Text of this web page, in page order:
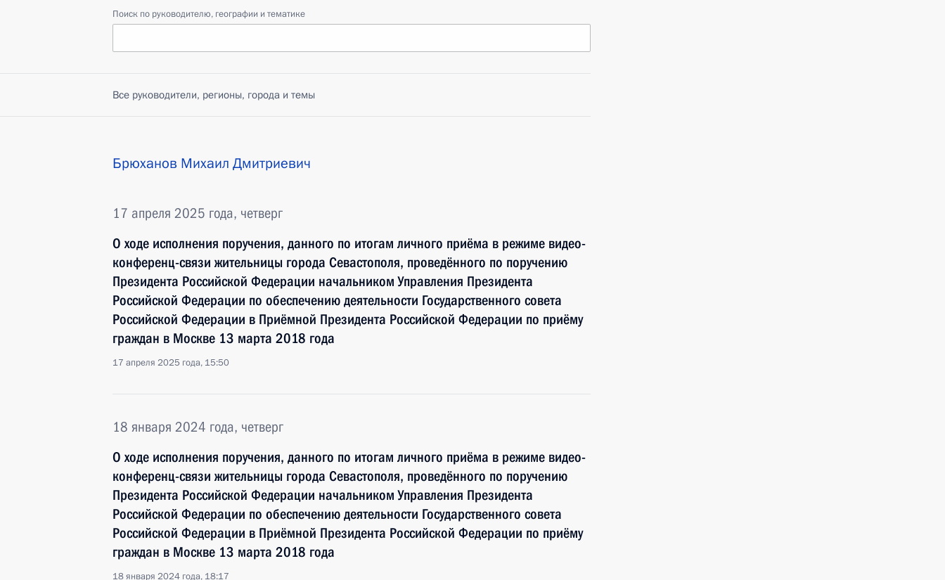
Поиск по руководителю, географии и тематике
Все руководители, регионы, города и темы
Брюханов Михаил Дмитриевич
17 апреля 2025 года, четверг
О ходе исполнения поручения, данного по итогам личного приёма в режиме видео-
конференц-связи жительницы города Севастополя, проведённого по поручению
Президента Российской Федерации начальником Управления Президента
Российской Федерации по обеспечению деятельности Государственного совета
Российской Федерации в Приёмной Президента Российской Федерации по приёму
граждан в Москве 13 марта 2018 года
17 апреля 2025 года, 15:50
18 января 2024 года, четверг
О ходе исполнения поручения, данного по итогам личного приёма в режиме видео-
конференц-связи жительницы города Севастополя, проведённого по поручению
Президента Российской Федерации начальником Управления Президента
Российской Федерации по обеспечению деятельности Государственного совета
Российской Федерации в Приёмной Президента Российской Федерации по приёму
граждан в Москве 13 марта 2018 года
18 января 2024 года, 18:17